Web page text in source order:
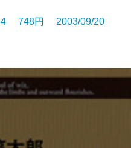
4 748円 2003/09/20